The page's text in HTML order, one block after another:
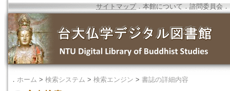
サイトマップ．本館について ． 諮問委員会 ．
． ホーム > 検索システム > 検索エンジン > 書誌の詳細内容